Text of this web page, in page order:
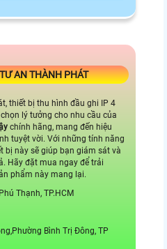
AN THÀNH PHÁT
thiết bị thu hình đầu ghi IP 4
chọn lý tưởng cho nhu cầu của
chính hãng, mang đến hiệu
tuyệt vời. Với những tính năng
bị này sẽ giúp bạn giám sát và
Hãy đặt mua ngay để trải
phẩm này mang lại.
Thạnh, TP.HCM
Bình Trị Đông, TP